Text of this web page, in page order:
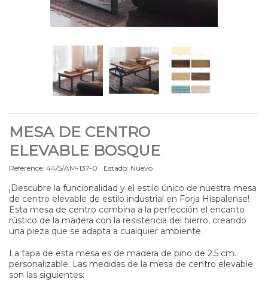
MESA DE CENTRO
ELEVABLE BOSQUE
Reference: 44/5/AM-137-0 Estado: Nuevo
¡Descubre la funcionalidad y el estilo único de nuestra mesa
de centro elevable de estilo industrial en Forja Hispalense!
Esta mesa de centro combina a la perfección el encanto
rústico de la madera con la resistencia del hierro, creando
una pieza que se adapta a cualquier ambiente.
La tapa de esta mesa es de madera de pino de 2.5 cm.
personalizable. Las medidas de la mesa de centro elevable
son las siguientes: